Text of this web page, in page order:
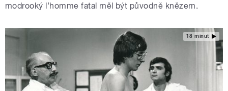
modrooký l’homme fatal měl být původně knězem.
18 minut